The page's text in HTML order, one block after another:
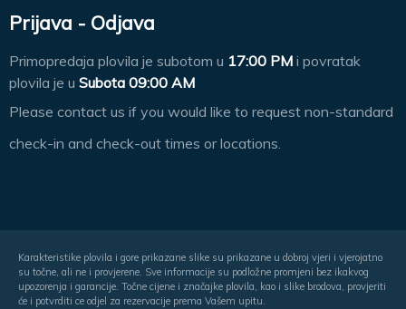
Prijava - Odjava
Primopredaja plovila je subotom u 17:00 PM i povratak
plovila je u Subota 09:00 AM
Please contact us if you would like to request non-standard
check-in and check-out times or locations.
Karakteristike plovila i gore prikazane slike su prikazane u dobroj vjeri i vjerojatno
su točne, ali ne i provjerene. Sve informacije su podložne promjeni bez ikakvog
upozorenja i garancije. Točne cijene i značajke plovila, kao i slike brodova, provjeriti
će i potvrditi ce odjel za rezervacije prema Vašem upitu.